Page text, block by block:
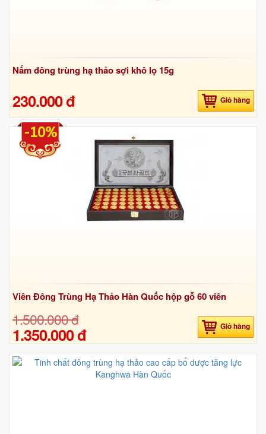
Nấm đông trùng hạ thảo sợi khô lọ 15g
230.000 đ Giỏ hàng
Viên Đông Trùng Hạ Thảo Hàn Quốc hộp gỗ 60 viên
1.500.000 đ
1.350.000 đ Giỏ hàng
-10%